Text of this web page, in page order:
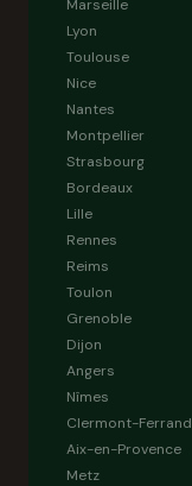
Marseille
Lyon
Toulouse
Nice
Nantes
Montpellier
Strasbourg
Bordeaux
Lille
Rennes
Reims
Toulon
Grenoble
Dijon
Angers
Nîmes
Clermont-Ferrand
Aix-en-Provence
Metz